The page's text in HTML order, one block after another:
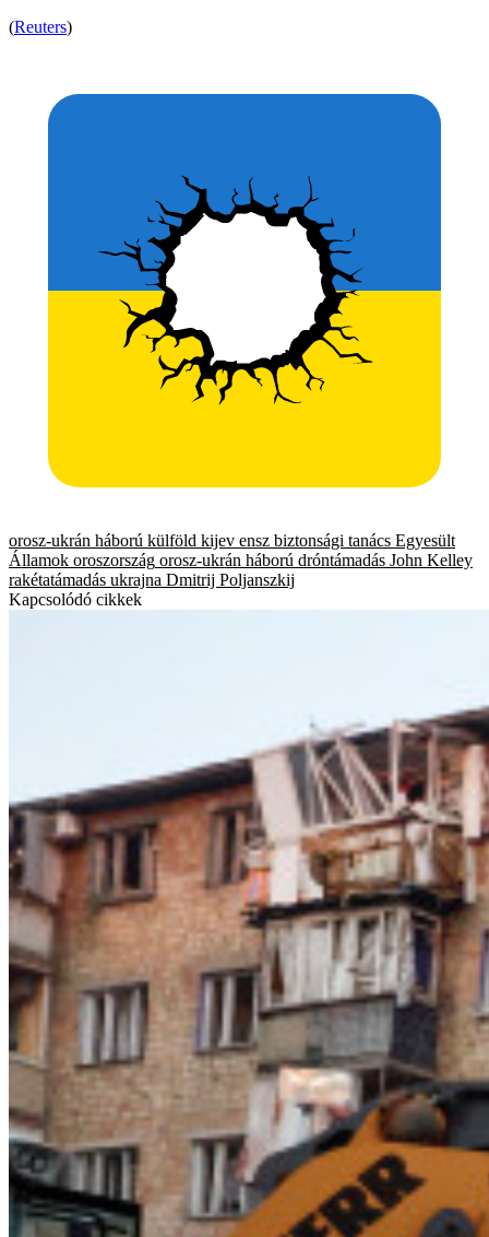
(Reuters)
orosz-ukrán háború külföld kijev ensz biztonsági tanács Egyesült
Államok oroszország orosz-ukrán háború dróntámadás John Kelley
rakétatámadás ukrajna Dmitrij Poljanszkij
Kapcsolódó cikkek